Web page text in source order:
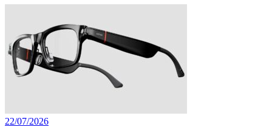
22/07/2026